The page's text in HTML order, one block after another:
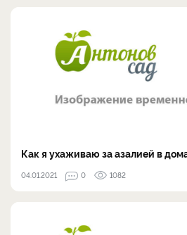
Как я ухаживаю за азалией в
04.01.2021 0 1082